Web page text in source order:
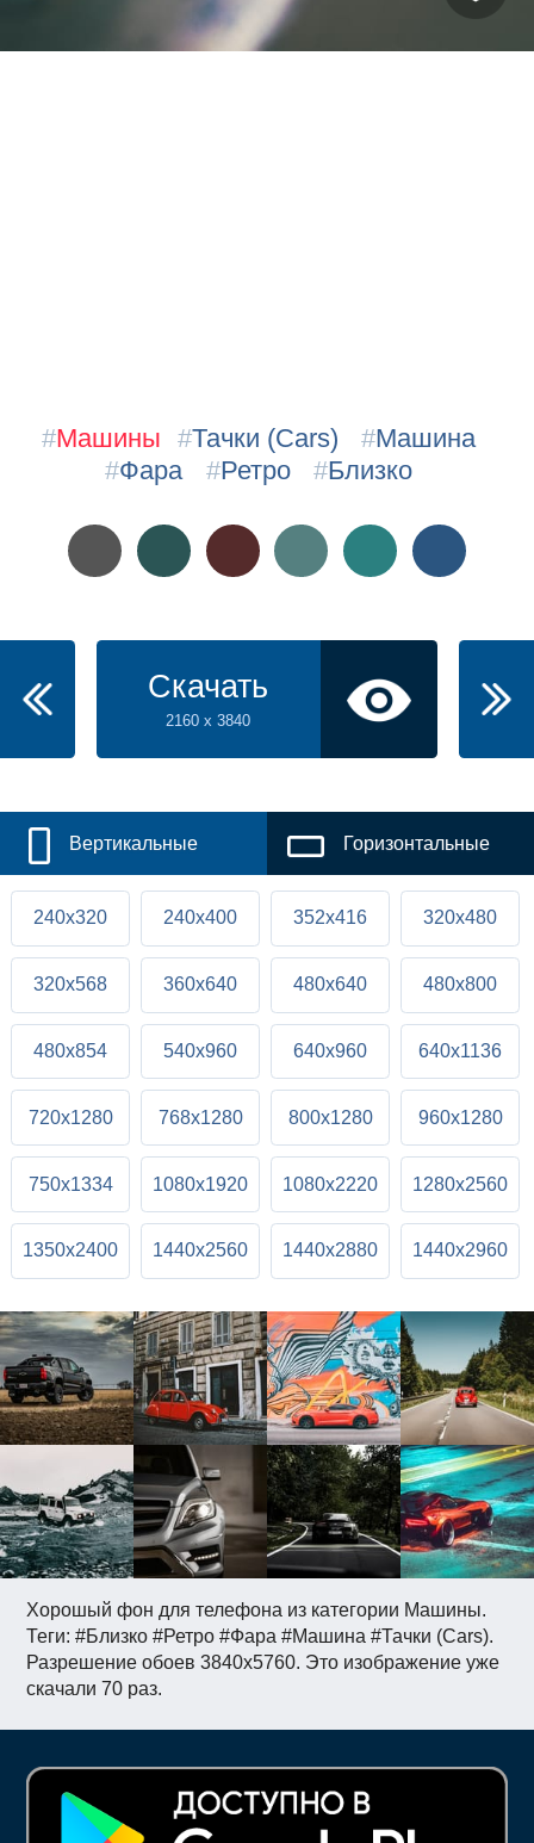
Хорошый фон для телефона из категории Машины.
Теги: #Близко #Ретро #Фара #Машина #Тачки (Cars).
Разрешение обоев 3840x5760. Это изображение уже
скачали 70 раз.
#Машины #Тачки (Cars) #Машина
#Фара #Ретро #Близко
Скачать
2160 x 3840
Вертикальные Горизонтальные
240x320 240x400 352x416 320x480
320x568 360x640 480x640 480x800
480x854 540x960 640x960 640x1136
720x1280 768x1280 800x1280 960x1280
750x1334 1080x1920 1080x2220 1280x2560
1350x2400 1440x2560 1440x2880 1440x2960